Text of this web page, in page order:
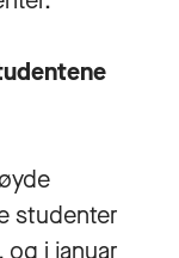
studenter
og i januar